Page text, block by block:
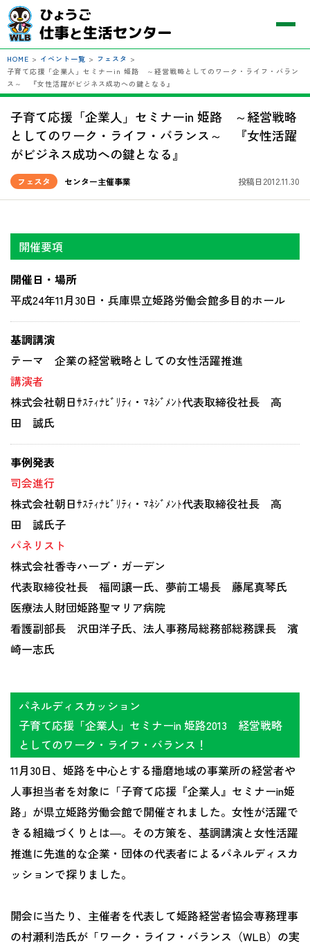
HOME > イベント一覧 > フェスタ >
子育て応援「企業人」セミナーin 姫路 ～経営戦略としてのワーク・ライフ・バラン
ス～ 『女性活躍がビジネス成功への鍵となる』
子育て応援「企業人」セミナーin 姫路 ～経営戦略
としてのワーク・ライフ・バランス～ 『女性活躍
がビジネス成功への鍵となる』
フェスタ センター主催事業 投稿日2012.11.30
開催要項
開催日・場所
平成24年11月30日・兵庫県立姫路労働会館多目的ホール
基調講演
テーマ 企業の経営戦略としての女性活躍推進
講演者
株式会社朝日ｻｽﾃｨﾅﾋﾞﾘﾃｨ・ﾏﾈｼﾞﾒﾝﾄ代表取締役社長 高
田 誠氏
事例発表
司会進行
株式会社朝日ｻｽﾃｨﾅﾋﾞﾘﾃｨ・ﾏﾈｼﾞﾒﾝﾄ代表取締役社長 高
田 誠氏子
パネリスト
株式会社香寺ハーブ・ガーデン
代表取締役社長 福岡譲一氏、夢前工場長 藤尾真琴氏
医療法人財団姫路聖マリア病院
看護副部長 沢田洋子氏、法人事務局総務部総務課長 濱
崎一志氏
パネルディスカッション
子育て応援「企業人」セミナーin 姫路2013 経営戦略
としてのワーク・ライフ・バランス！
11月30日、姫路を中心とする播磨地域の事業所の経営者や
人事担当者を対象に「子育て応援『企業人』セミナーin姫
路」が県立姫路労働会館で開催されました。女性が活躍で
きる組織づくりとは―。その方策を、基調講演と女性活躍
推進に先進的な企業・団体の代表者によるパネルディスカ
ッションで探りました。
開会に当たり、主催者を代表して姫路経営者協会専務理事
の村瀬利浩氏が「ワーク・ライフ・バランス（WLB）の実